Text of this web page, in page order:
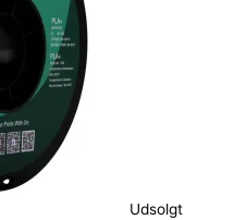
Udsolgt